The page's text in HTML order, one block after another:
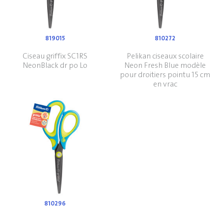
819015
Ciseau griffix SC1RS
NeonBlack dr po Lo
810272
Pelikan ciseaux scolaire
Neon Fresh Blue modèle
pour droitiers pointu 15 cm
en vrac
810296